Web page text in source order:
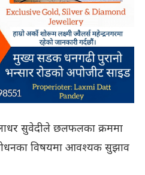
सुवेदीले छलफलका क्रममा
विषयमा आवश्यक सुझाव